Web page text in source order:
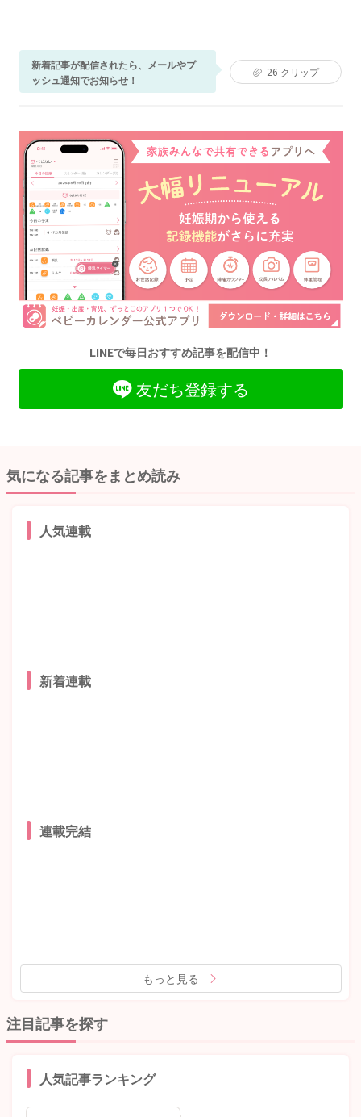
新着記事が配信されたら、メールやプ
ッシュ通知でお知らせ！
26 クリップ
LINEで毎日おすすめ記事を配信中！
友だち登録する
気になる記事をまとめ読み
人気連載
新着連載
連載完結
もっと見る
注目記事を探す
人気記事ランキング